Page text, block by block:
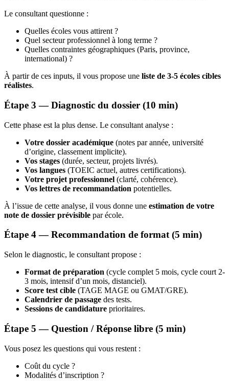
Le consultant questionne :
Quelles écoles vous attirent ?
Quel secteur professionnel à long terme ?
Quelles contraintes géographiques (Paris, province,
international) ?
À partir de ces inputs, il vous propose une liste de 3-5 écoles cibles
réalistes.
Étape 3 — Diagnostic du dossier (10 min)
Cette phase est la plus dense. Le consultant analyse :
Votre dossier académique (notes par année, université
d’origine, classement implicite).
Vos stages (durée, secteur, projets livrés).
Vos langues (TOEIC actuel, autres certifications).
Votre projet professionnel (clarté, cohérence).
Vos lettres de recommandation potentielles.
À l’issue de cette analyse, il vous donne une estimation de votre
note de dossier prévisible par école.
Étape 4 — Recommandation de format (5 min)
Selon le diagnostic, le consultant propose :
Format de préparation (cycle complet 5 mois, cycle court 2-
3 mois, intensif d’un mois, distanciel).
Score test cible (TAGE MAGE ou GMAT/GRE).
Calendrier de passage des tests.
Sessions de candidature prioritaires.
Étape 5 — Question / Réponse libre (5 min)
Vous posez les questions qui vous restent :
Coût du cycle ?
Modalités d’inscription ?